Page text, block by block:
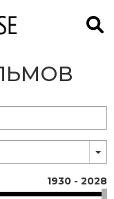
1930 - 2028